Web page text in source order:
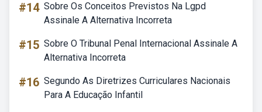
#14 Sobre Os Conceitos Previstos Na Lgpd
Assinale A Alternativa Incorreta
#15 Sobre O Tribunal Penal Internacional Assinale A
Alternativa Incorreta
#16 Segundo As Diretrizes Curriculares Nacionais
Para A Educação Infantil